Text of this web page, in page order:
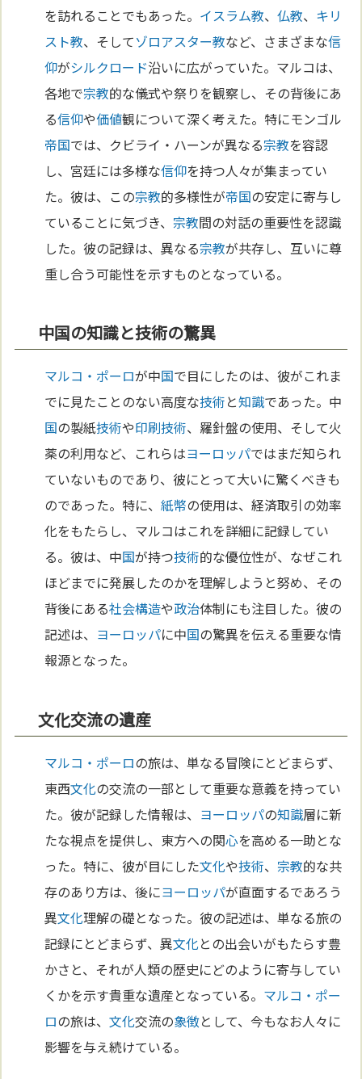
を訪れることでもあった。 イスラム教、仏教、 キリ
スト教、そしてゾロアスター教など、さまざまな信
仰がシルクロード沿いに広がっていた。マルコは、
各地で宗教的な儀式や祭りを観察し、その背後にあ
る信仰や価値観について深く考えた。特にモンゴル
帝国では、クビライ・ハーンが異なる宗教を容認
し、宮廷には多様な信仰を持つ人々が集まってい
た。彼は、この宗教的多様性が帝国の安定に寄与し
ていることに気づき、 宗教間の対話の重要性を認識
した。彼の記録は、異なる宗教が共存し、互いに尊
重し合う可能性を示すものとなっている。
中国の知識と技術の驚異
マルコ・ポーロが中国で目にしたのは、彼がこれま
でに見たことのない高度な技術と知識であった。中
国の製紙技術や印刷技術、羅針盤の使用、そして火
薬の利用など、これらはヨーロッパではまだ知られ
ていないものであり、彼にとって大いに驚くべきも
のであった。特に、紙幣の使用は、経済取引の効率
化をもたらし、マルコはこれを詳細に記録してい
る。彼は、中国が持つ技術的な優位性が、なぜこれ
ほどまでに発展したのかを理解しようと努め、その
背後にある社会構造や政治体制にも注目した。彼の
記述は、 ヨーロッパに中国の驚異を伝える重要な情
報源となった。
文化交流の遺産
マルコ・ポーロの旅は、単なる冒険にとどまらず、
東西文化の交流の一部として重要な意義を持ってい
た。彼が記録した情報は、 ヨーロッパの知識層に新
たな視点を提供し、東方への関心を高める一助とな
った。特に、彼が目にした文化や技術、 宗教的な共
存のあり方は、後にヨーロッパが直面するであろう
異文化理解の礎となった。彼の記述は、単なる旅の
記録にとどまらず、異文化との出会いがもたらす豊
かさと、それが人類の歴史にどのように寄与してい
くかを示す貴重な遺産となっている。 マルコ・ポー
ロの旅は、文化交流の象徴として、今もなお人々に
影響を与え続けている。